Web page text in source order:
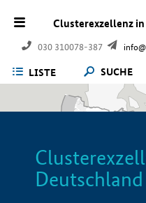
Clusterexzellenz
030 310078-387
LISTE SUCHE
Deutschland